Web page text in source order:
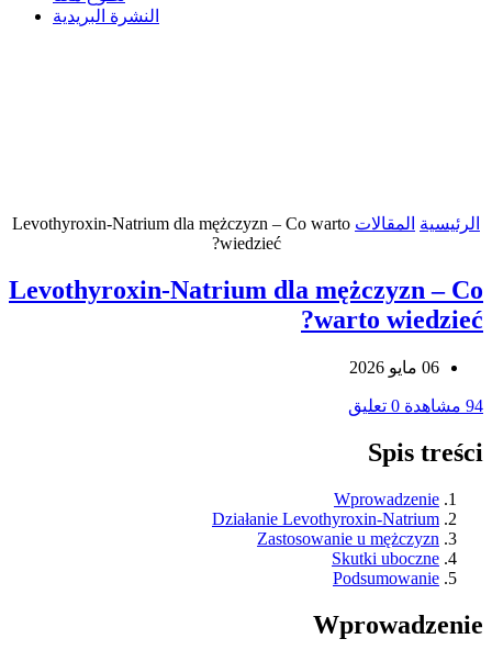
النشرة البريدية
الرئيسية المقالات Levothyroxin-Natrium dla mężczyzn – Co warto
wiedzieć?
Levothyroxin-Natrium dla mężczyzn – Co
warto wiedzieć?
06 مايو 2026
94 مشاهدة 0 تعليق
Spis treści
Wprowadzenie
Działanie Levothyroxin-Natrium
Zastosowanie u mężczyzn
Skutki uboczne
Podsumowanie
Wprowadzenie